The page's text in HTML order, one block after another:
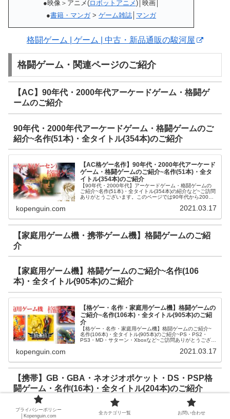
●映像＞アニメ(ロボットアニメ)│映画│
●書籍・マンガ> ゲーム雑誌 マンガ
格闘ゲーム | ゲーム | 中古・新品通販の駿河屋
格闘ゲーム・関連ページのご紹介
【AC】90年代・2000年代アーケードゲーム・格闘ゲ
ームのご紹介
90年代・2000年代アーケードゲーム・格闘ゲームのご
紹介~名作(51本)・全タイトル(354本)のご紹介
【AC格ゲー名作】90年代・2000年代アーケード
ゲーム・格闘ゲームのご紹介~名作(51本)・全タ
イトル(354本)のご紹介
【90年代・2000年代】アーケードゲーム・格闘ゲームの
ご紹介~名作(51本)・全タイトル(354本)の紹介など~ご訪問
ありがとうございます。このページでは90年代から2000
kopenguin.com 2021.03.17
【家庭用ゲーム機・携帯ゲーム機】格闘ゲームのご紹
介
【家庭用ゲーム機】格闘ゲームのご紹介~名作(106
本)・全タイトル(905本)のご紹介
【格ゲー・名作・家庭用ゲーム機】格闘ゲームの
ご紹介~名作(106本)・全タイトル(905本)のご紹
介
【格ゲー・名作・家庭用ゲーム機】格闘ゲームのご紹介~
名作(106本)・全タイトル(905本)のご紹介~PS・PS2・
PS3・MD・サターン・Xboxなど~ご訪問ありがとうござい
kopenguin.com 2021.03.17
【携帯】GB・GBA・ネオジオポケット・DS・PSP格
闘ゲーム・名作(16本)・全タイトル(204本)のご紹介
【携帯・格ゲー名作】GB・GBA・ネオジオポケ
プライバシーポリシー
│Kopenguin.com
全カテゴリ一覧 お問い合わせ